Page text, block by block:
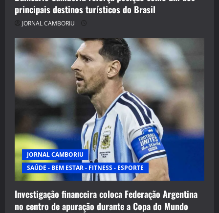
principais destinos turísticos do Brasil
JORNAL CAMBORIU
JORNAL CAMBORIU
SAÚDE - BEM ESTAR - FITNESS - ESPORTE
Investigação financeira coloca Federação Argentina
no centro de apuração durante a Copa do Mundo